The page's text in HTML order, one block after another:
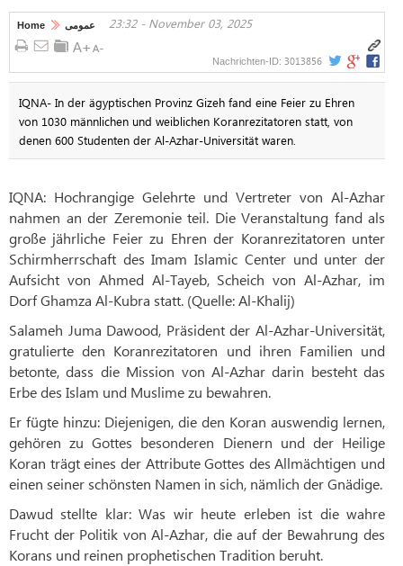
Home عمومی 23:32 - November 03, 2025
Nachrichten-ID: 3013856
IQNA- In der ägyptischen Provinz Gizeh fand eine Feier zu Ehren
von 1030 männlichen und weiblichen Koranrezitatoren statt, von
denen 600 Studenten der Al-Azhar-Universität waren.
IQNA: Hochrangige Gelehrte und Vertreter von Al-Azhar
nahmen an der Zeremonie teil. Die Veranstaltung fand als
große jährliche Feier zu Ehren der Koranrezitatoren unter
Schirmherrschaft des Imam Islamic Center und unter der
Aufsicht von Ahmed Al-Tayeb, Scheich von Al-Azhar, im
Dorf Ghamza Al-Kubra statt. (Quelle: Al-Khalij)
Salameh Juma Dawood, Präsident der Al-Azhar-Universität,
gratulierte den Koranrezitatoren und ihren Familien und
betonte, dass die Mission von Al-Azhar darin besteht das
Erbe des Islam und Muslime zu bewahren.
Er fügte hinzu: Diejenigen, die den Koran auswendig lernen,
gehören zu Gottes besonderen Dienern und der Heilige
Koran trägt eines der Attribute Gottes des Allmächtigen und
einen seiner schönsten Namen in sich, nämlich der Gnädige.
Dawud stellte klar: Was wir heute erleben ist die wahre
Frucht der Politik von Al-Azhar, die auf der Bewahrung des
Korans und reinen prophetischen Tradition beruht.